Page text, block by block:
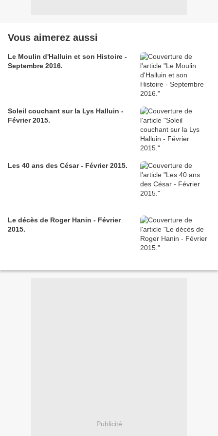
Vous aimerez aussi
Le Moulin d'Halluin et son Histoire -
Septembre 2016.
Soleil couchant sur la Lys Halluin -
Février 2015.
Les 40 ans des César - Février 2015.
Le décès de Roger Hanin - Février
2015.
Publicité